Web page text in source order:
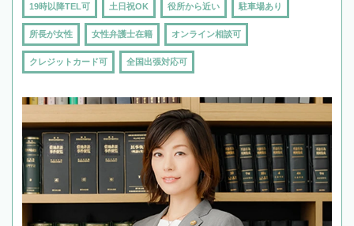
19時以降TEL可 土日祝OK 役所から近い 駐車場あり
所長が女性 女性弁護士在籍 オンライン相談可
クレジットカード可 全国出張対応可